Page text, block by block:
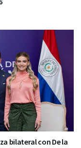
bilateral con De la